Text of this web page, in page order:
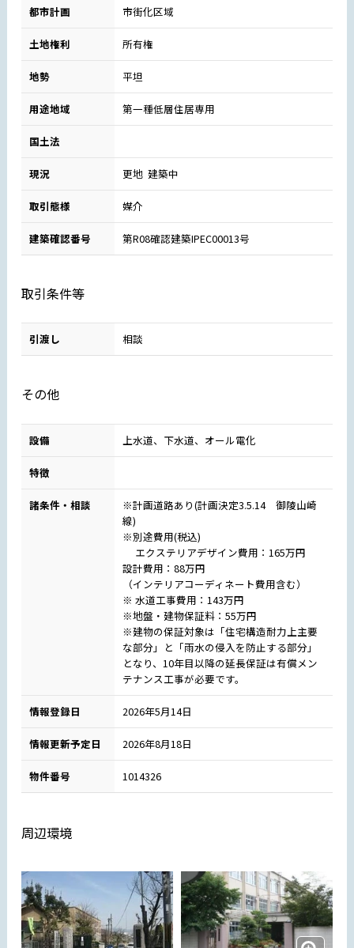
都市計画 市街化区域
土地権利 所有権
地勢 平坦
用途地域 第一種低層住居専用
国土法
現況 更地 建築中
取引態様 媒介
建築確認番号 第R08確認建築IPEC00013号
取引条件等
引渡し 相談
その他
設備 上水道、下水道、オール電化
特徴
諸条件・相談
※計画道路あり(計画決定3.5.14 御陵山崎
線)
※別途費用(税込)
エクステリアデザイン費用：165万円
設計費用：88万円
（インテリアコーディネート費用含む）
※ 水道工事費用：143万円
※地盤・建物保証料：55万円
※建物の保証対象は「住宅構造耐力上主要
な部分」と「雨水の侵入を防止する部分」
となり、10年目以降の延長保証は有償メン
テナンス工事が必要です。
情報登録日 2026年5月14日
情報更新予定日 2026年8月18日
物件番号 1014326
周辺環境